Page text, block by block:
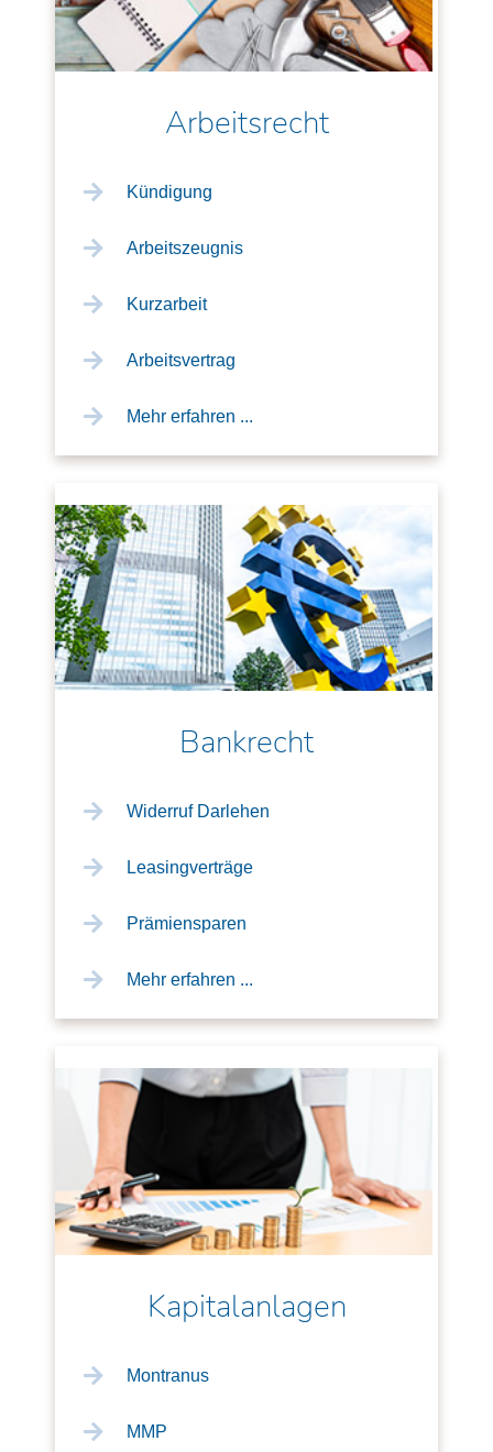
Arbeitsrecht
Kündigung
Arbeitszeugnis
Kurzarbeit
Arbeitsvertrag
Mehr erfahren ...
Bankrecht
Widerruf Darlehen
Leasingverträge
Prämiensparen
Mehr erfahren ...
Kapitalanlagen
Montranus
MMP